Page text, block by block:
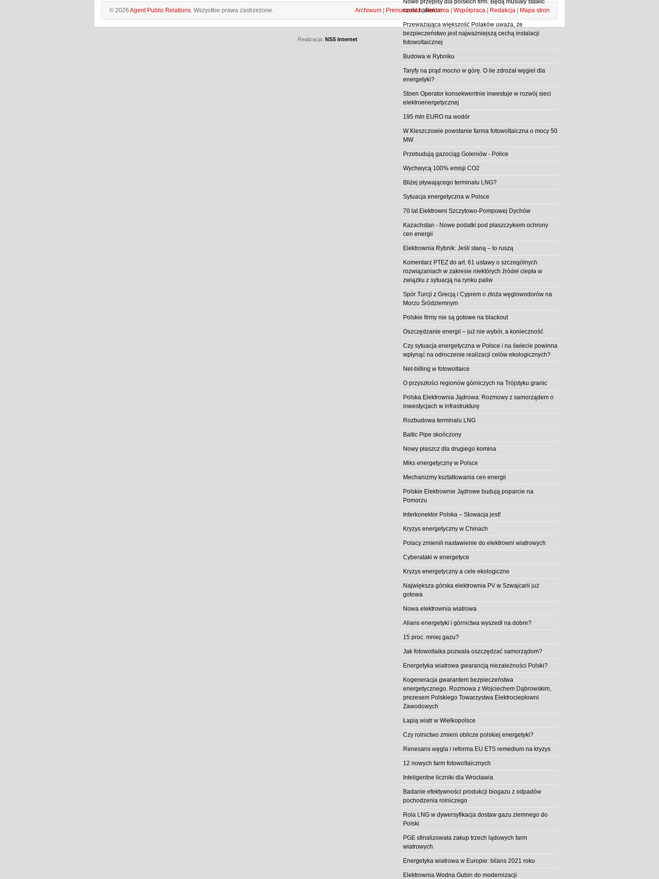
Nowe przepisy dla polskich firm. Będą musiały stawić
czoła hakerom
Przeważająca większość Polaków uważa, że
bezpieczeństwo jest najważniejszą cechą instalacji
fotowoltaicznej
Budowa w Rybniku
Taryfy na prąd mocno w górę. O ile zdrożał węgiel dla
energetyki?
Stoen Operator konsekwentnie inwestuje w rozwój sieci
elektroenergetycznej
195 mln EURO na wodór
W Kleszczowie powstanie farma fotowoltaiczna o mocy 50
MW
Przebudują gazociąg Goleniów - Police
Wychwycą 100% emisji CO2
Bliżej pływającego terminalu LNG?
Sytuacja energetyczna w Polsce
70 lat Elektrowni Szczytowo-Pompowej Dychów
Kazachstan - Nowe podatki pod płaszczykiem ochrony
cen energii
Elektrownia Rybnik: Jeśli staną – to ruszą
Komentarz PTEZ do art. 61 ustawy o szczególnych
rozwiązaniach w zakresie niektórych źródeł ciepła w
związku z sytuacją na rynku paliw
Spór Turcji z Grecją i Cyprem o złoża węglowodorów na
Morzu Śródziemnym
Polskie firmy nie są gotowe na blackout
Oszczędzanie energii – już nie wybór, a konieczność
Czy sytuacja energetyczna w Polsce i na świecie powinna
wpłynąć na odroczenie realizacji celów ekologicznych?
Net-billing w fotowoltaice
O przyszłości regionów górniczych na Trójstyku granic
Polska Elektrownia Jądrowa: Rozmowy z samorządem o
inwestycjach w infrastrukturę
Rozbudowa terminalu LNG
Baltic Pipe skończony
Nowy płaszcz dla drugiego komina
Miks energetyczny w Polsce
Mechanizmy kształtowania cen energii
Polskie Elektrownie Jądrowe budują poparcie na
Pomorzu
Interkonektor Polska – Słowacja jest!
Kryzys energetyczny w Chinach
Polacy zmienili nastawienie do elektrowni wiatrowych
Cyberataki w energetyce
Kryzys energetyczny a cele ekologiczne
Największa górska elektrownia PV w Szwajcarii już
gotowa
Nowa elektrownia wiatrowa
Alians energetyki i górnictwa wyszedł na dobre?
15 proc. mniej gazu?
Jak fotowoltaika pozwala oszczędzać samorządom?
Energetyka wiatrowa gwarancją niezależności Polski?
Kogeneracja gwarantem bezpieczeństwa
energetycznego. Rozmowa z Wojciechem Dąbrowskim,
prezesem Polskiego Towarzystwa Elektrociepłowni
Zawodowych
Łapią wiatr w Wielkopolsce
Czy rolnictwo zmieni oblicze polskiej energetyki?
Renesans węgla i reforma EU ETS remedium na kryzys
12 nowych farm fotowoltaicznych
Inteligentne liczniki dla Wrocławia
Badanie efektywności produkcji biogazu z odpadów
pochodzenia rolniczego
Rola LNG w dywersyfikacja dostaw gazu ziemnego do
Polski
PGE sfinalizowała zakup trzech lądowych farm
wiatrowych
Energetyka wiatrowa w Europie: bilans 2021 roku
Elektrownia Wodna Gubin do modernizacji
© 2026 Agent Public Relations. Wszystkie prawa zastrzeżone. Archiwum | Prenumerata|Reklama | Współpraca | Redakcja | Mapa stron
Realizacja: NSS Internet